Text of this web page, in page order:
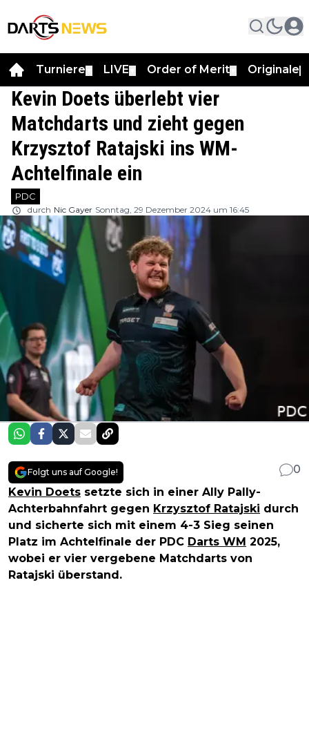
Turniere LIVE Order of Merit Originale
Kevin Doets überlebt vier
Matchdarts und zieht gegen
Krzysztof Ratajski ins WM-
Achtelfinale ein
PDC
durch Nic Gayer Sonntag, 29 Dezember 2024 um 16:45
Folgt uns auf Google!
0
Kevin Doets setzte sich in einer Ally Pally-
Achterbahnfahrt gegen Krzysztof Ratajski durch
und sicherte sich mit einem 4-3 Sieg seinen
Platz im Achtelfinale der PDC Darts WM 2025,
wobei er vier vergebene Matchdarts von
Ratajski überstand.